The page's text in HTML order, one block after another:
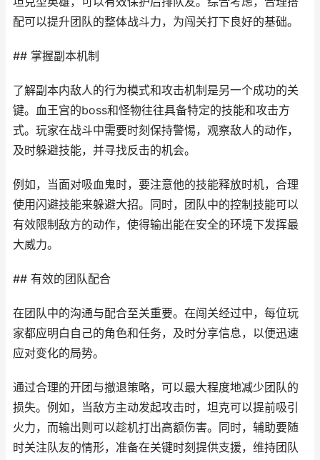
配可以提升团队的整体战斗力，为闯关打下良好的基础。
## 掌握副本机制
了解副本内敌人的行为模式和攻击机制是另一个成功的关
键。血王宫的boss和怪物往往具备特定的技能和攻击方
式。玩家在战斗中需要时刻保持警惕，观察敌人的动作，
及时躲避技能，并寻找反击的机会。
例如，当面对吸血鬼时，要注意他的技能释放时机，合理
使用闪避技能来躲避大招。同时，团队中的控制技能可以
有效限制敌方的动作，使得输出能在安全的环境下发挥最
大威力。
## 有效的团队配合
在团队中的沟通与配合至关重要。在闯关经过中，每位玩
家都应明白自己的角色和任务，及时分享信息，以便迅速
应对变化的局势。
通过合理的开团与撤退策略，可以最大程度地减少团队的
损失。例如，当敌方主动发起攻击时，坦克可以提前吸引
火力，而输出则可以趁机打出高额伤害。同时，辅助要随
时关注队友的情形，准备在关键时刻提供支援，维持团队